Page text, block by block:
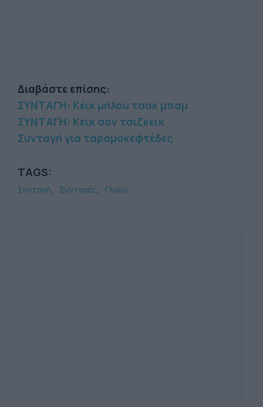
Διαβάστε επίσης:
ΣΥΝΤΑΓΗ: Κέικ μήλου τσακ μπαμ
ΣΥΝΤΑΓH: Κέικ σαν τσιζκέικ
Συνταγή για ταραµοκεφτέδες
TAGS:
Συνταγή Συνταγές Γλυκό